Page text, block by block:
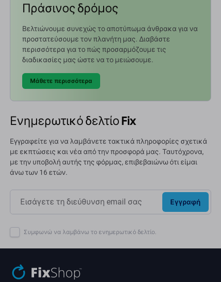
Πράσινος δρόμος
Βελτιώνουμε συνεχώς το αποτύπωμα άνθρακα για να
προστατεύσουμε τον πλανήτη μας. Διαβάστε
περισσότερα για το πώς προσαρμόζουμε τις
διαδικασίες μας ώστε να το μειώσουμε.
Μάθετε περισσότερα
Ενημερωτικό δελτίο Fix
Εγγραφείτε για να λαμβάνετε τακτικά πληροφορίες σχετικά
με εκπτώσεις και νέα από την προσφορά μας. Ταυτόχρονα,
με την υποβολή αυτής της φόρμας, επιβεβαιώνω ότι είμαι
άνω των 16 ετών.
Εγγραφή
Συμφωνώ να λαμβάνω το ενημερωτικό δελτίο.